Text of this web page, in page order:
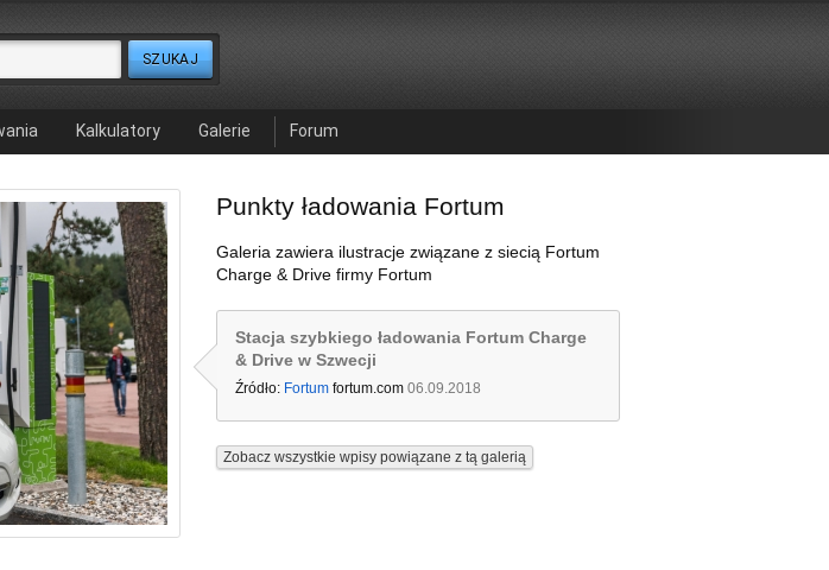
Kalkulatory Galerie Forum
Punkty ładowania Fortum
Galeria zawiera ilustracje związane z siecią Fortum
Charge & Drive firmy Fortum
Stacja szybkiego ładowania Fortum Charge
& Drive w Szwecji
Źródło: Fortum fortum.com 06.09.2018
Zobacz wszystkie wpisy powiązane z tą galerią